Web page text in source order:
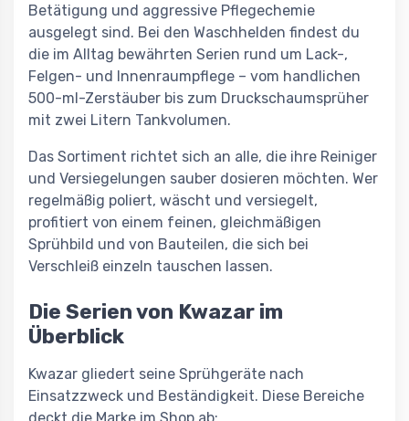
Betätigung und aggressive Pflegechemie
ausgelegt sind. Bei den Waschhelden findest du
die im Alltag bewährten Serien rund um Lack-,
Felgen- und Innenraumpflege – vom handlichen
500-ml-Zerstäuber bis zum Druckschaumsprüher
mit zwei Litern Tankvolumen.
Das Sortiment richtet sich an alle, die ihre Reiniger
und Versiegelungen sauber dosieren möchten. Wer
regelmäßig poliert, wäscht und versiegelt,
profitiert von einem feinen, gleichmäßigen
Sprühbild und von Bauteilen, die sich bei
Verschleiß einzeln tauschen lassen.
Die Serien von Kwazar im
Überblick
Kwazar gliedert seine Sprühgeräte nach
Einsatzzweck und Beständigkeit. Diese Bereiche